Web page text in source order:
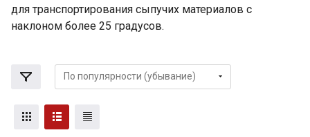
для транспортирования сыпучих материалов с
наклоном более 25 градусов.